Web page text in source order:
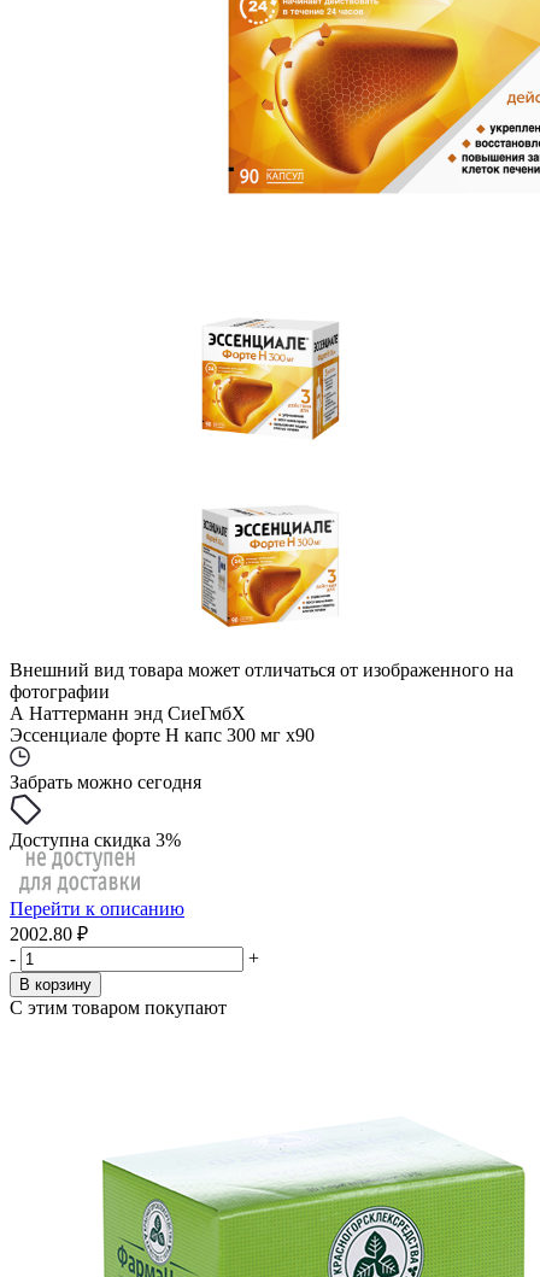
Внешний вид товара может отличаться от изображенного на
фотографии
А Наттерманн энд СиеГмбХ
Эссенциале форте Н капс 300 мг x90
Забрать можно сегодня
Доступна скидка 3%
Перейти к описанию
2002.80 ₽
-
+
В корзину
С этим товаром покупают